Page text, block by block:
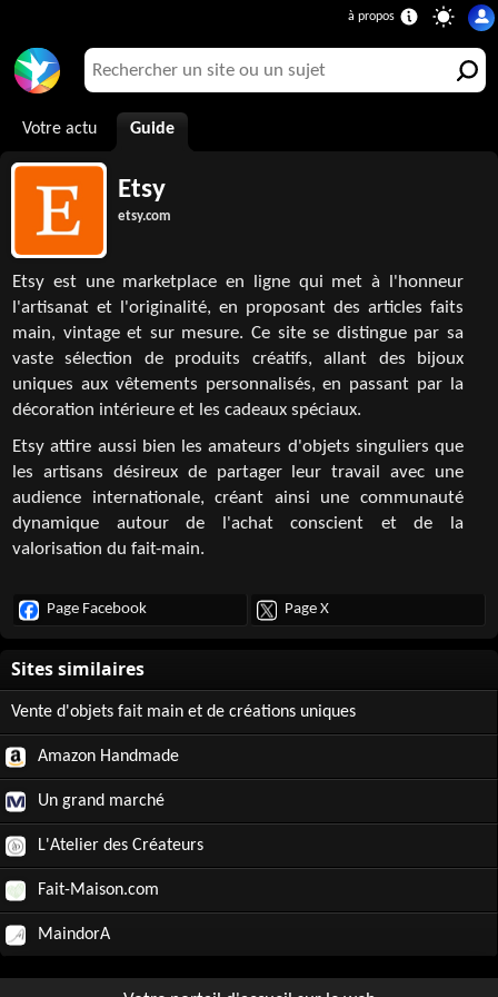
Votre actu Guide
Etsy
etsy.com
Etsy est une marketplace en ligne qui met à l'honneur
l'artisanat et l'originalité, en proposant des articles faits
main, vintage et sur mesure. Ce site se distingue par sa
vaste sélection de produits créatifs, allant des bijoux
uniques aux vêtements personnalisés, en passant par la
décoration intérieure et les cadeaux spéciaux.
Etsy attire aussi bien les amateurs d'objets singuliers que
les artisans désireux de partager leur travail avec une
audience internationale, créant ainsi une communauté
dynamique autour de l'achat conscient et de la
valorisation du fait-main.
Page Facebook Page X
Vente d'objets fait main et de créations uniques
Amazon Handmade
Un grand marché
L'Atelier des Créateurs
Fait-Maison.com
MaindorA